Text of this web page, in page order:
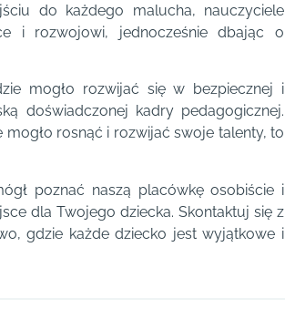
do każdego malucha, nauczyciele
i rozwojowi, jednocześnie dbając o
mogło rozwijać się w bezpiecznej i
doświadczonej kadry pedagogicznej.
rosnąć i rozwijać swoje talenty, to
poznać naszą placówkę osobiście i
dla Twojego dziecka. Skontaktuj się z
gdzie każde dziecko jest wyjątkowe i